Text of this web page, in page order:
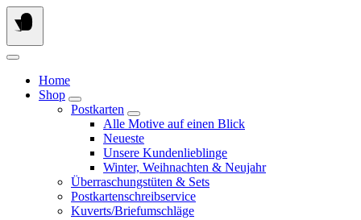
Springe
zum
Inhalt
Home
Shop
Postkarten
Alle Motive auf einen Blick
Neueste
Unsere Kundenlieblinge
Winter, Weihnachten & Neujahr
Überraschungstüten & Sets
Postkartenschreibservice
Kuverts/Briefumschläge